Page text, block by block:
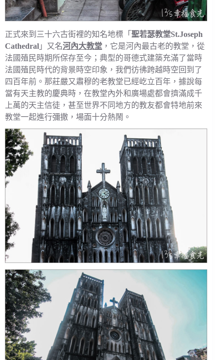
正式來到三十六古街裡的知名地標「 聖若瑟教堂St.Joseph
Cathedral 」又名河內大教堂 ，它是河內最古老的教堂，從
法國殖民時期所保存至今；典型的哥德式建築充滿了當時
法國殖民時代的背景時空印象，我們彷彿跨越時空回到了
四百年前。那莊嚴又肅穆的老教堂已經屹立百年，據說每
當有天主教的慶典時，在教堂內外和廣場處都會擠滿成千
上萬的天主信徒，甚至世界不同地方的教友都會特地前來
教堂一起進行彌撒，場面十分熱鬧。